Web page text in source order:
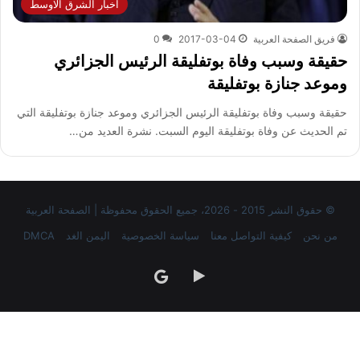
اخبار الشرق الاوسط
فريق الصفحة العربية 2017-03-04
0
حقيقة وسبب وفاة بوتفليقة الرئيس الجزائري
وموعد جنازة بوتفليقة
حقيقة وسبب وفاة بوتفليقة الرئيس الجزائري وموعد جنازة بوتفليقة التي
تم الحديث عن وفاة بوتفليقة اليوم السبت. نشرة العديد من…
© حقوق النشر 2015 - 2026، جميع الحقوق محفوظة | الصفحة العربية
من نحن
كيفية التواصل معنا سياسة الخصوصية اليمن الغد DMCA
‏Google
Play
google
news